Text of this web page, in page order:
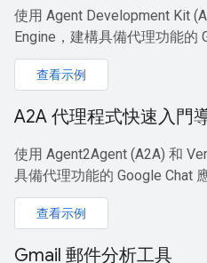
使用 Agent Development Kit
Engine，建構具備代理功能的
查看示例
A2A 代理程式快速入門
使用 Agent2Agent (A2A) 和
具備代理功能的 Google Chat
查看示例
Gmail 郵件分析工具